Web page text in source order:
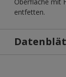
entfetten.